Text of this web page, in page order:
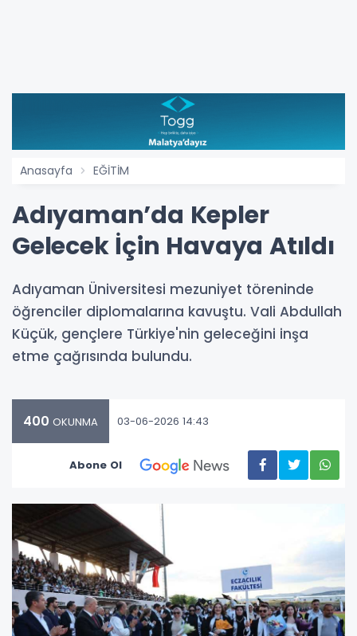
Anasayfa EĞİTİM
Adıyaman’da Kepler
Gelecek İçin Havaya Atıldı
Adıyaman Üniversitesi mezuniyet töreninde
öğrenciler diplomalarına kavuştu. Vali Abdullah
Küçük, gençlere Türkiye'nin geleceğini inşa
etme çağrısında bulundu.
400 OKUNMA 03-06-2026 14:43
Abone Ol